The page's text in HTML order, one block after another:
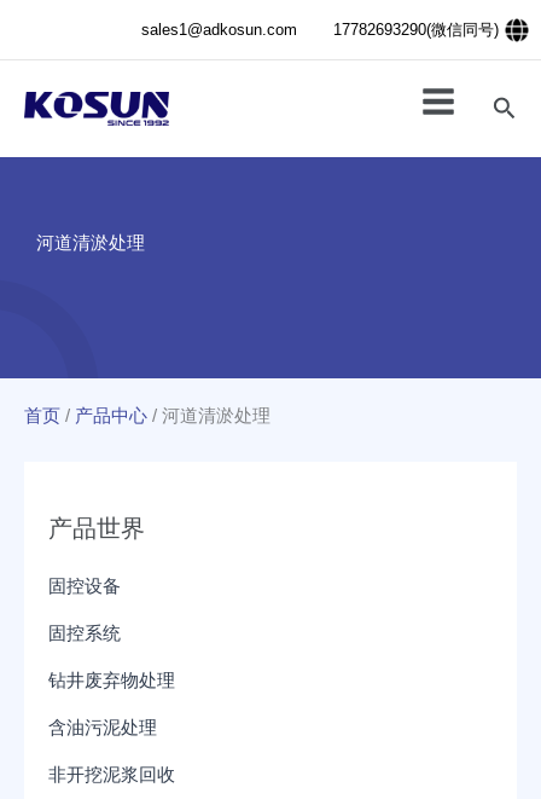
sales1@adkosun.com 17782693290(微信同号)
搜
索
河道清淤处理
首页 / 产品中心 / 河道清淤处理
产品世界
固控设备
固控系统
钻井废弃物处理
含油污泥处理
非开挖泥浆回收